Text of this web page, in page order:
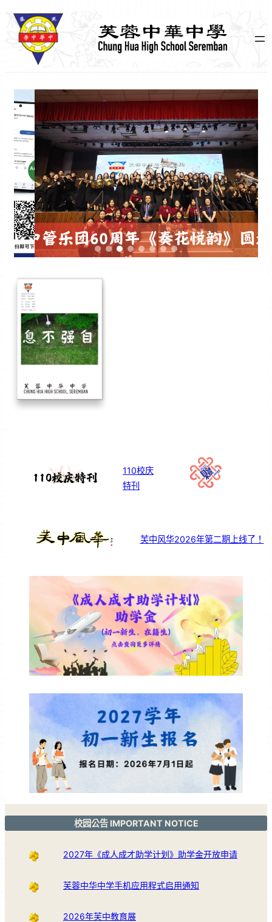
110校庆
特刊
芙中风华2026年第二期上线了！
校园公告 IMPORTANT NOTICE
2027年《成人成才助学计划》助学金开放申请
芙蓉中华中学手机应用程式启用通知
2026年芙中教育展